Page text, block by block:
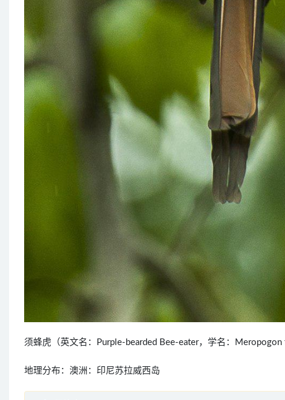
须蜂虎（英文名：Purple-bearded Bee-eater，学名：
地理分布：澳洲：印尼苏拉威西岛